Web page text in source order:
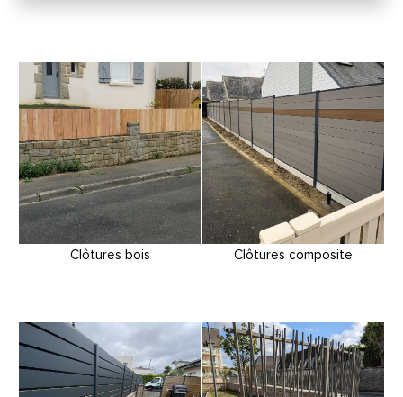
Clôtures bois Clôtures composite